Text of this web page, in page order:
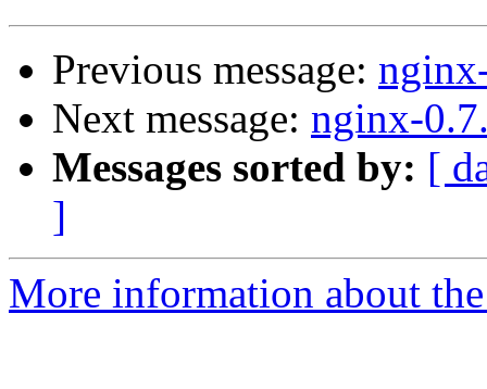
Previous message:
Next message: nginx-
Messages sorted by: [
]
More information about